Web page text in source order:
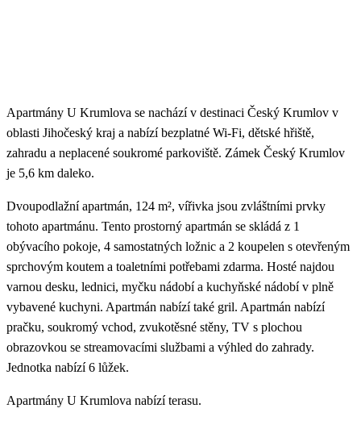
Apartmány U Krumlova se nachází v destinaci Český Krumlov v
oblasti Jihočeský kraj a nabízí bezplatné Wi-Fi, dětské hřiště,
zahradu a neplacené soukromé parkoviště. Zámek Český Krumlov
je 5,6 km daleko.
Dvoupodlažní apartmán, 124 m², vířivka jsou zvláštními prvky
tohoto apartmánu. Tento prostorný apartmán se skládá z 1
obývacího pokoje, 4 samostatných ložnic a 2 koupelen s otevřeným
sprchovým koutem a toaletními potřebami zdarma. Hosté najdou
varnou desku, lednici, myčku nádobí a kuchyňské nádobí v plně
vybavené kuchyni. Apartmán nabízí také gril. Apartmán nabízí
pračku, soukromý vchod, zvukotěsné stěny, TV s plochou
obrazovkou se streamovacími službami a výhled do zahrady.
Jednotka nabízí 6 lůžek.
Apartmány U Krumlova nabízí terasu.